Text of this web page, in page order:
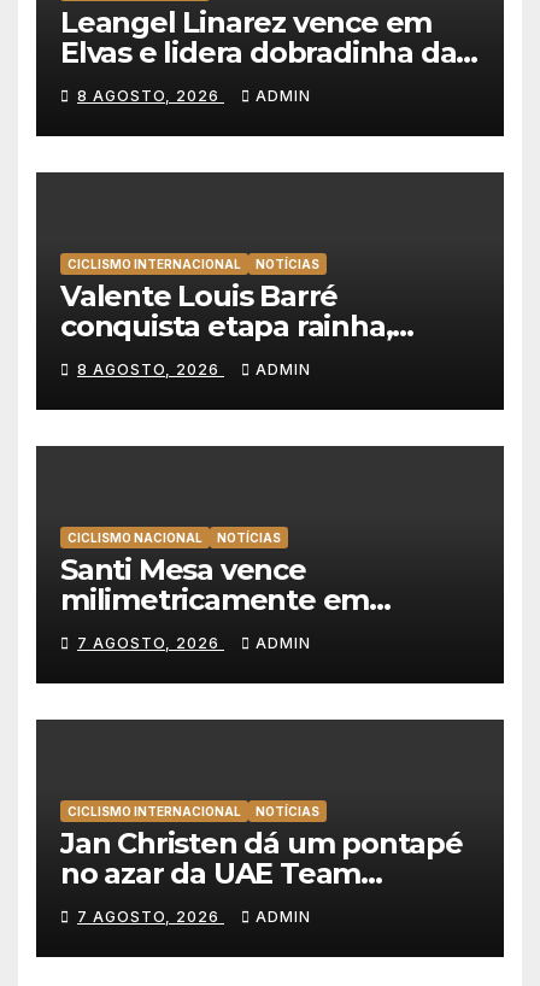
Leangel Linarez vence em
Elvas e lidera dobradinha da
Tavfer-Ovos Matinados-
Mortágua
8 AGOSTO, 2026 ADMIN
CICLISMO INTERNACIONAL NOTÍCIAS
Valente Louis Barré
conquista etapa rainha,
Christian Scaroni é o novo
líder da Volta a Polónia
8 AGOSTO, 2026 ADMIN
CICLISMO NACIONAL NOTÍCIAS
Santi Mesa vence
milimetricamente em
Albufeira, Rui Oliveira
mantém a amarela da Volta a
Portugal
7 AGOSTO, 2026 ADMIN
CICLISMO INTERNACIONAL NOTÍCIAS
Jan Christen dá um pontapé
no azar da UAE Team
Emirates e vence na Volta a
Polónia
7 AGOSTO, 2026 ADMIN